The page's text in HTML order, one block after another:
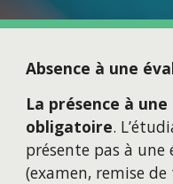
Absence à une
La présence à
obligatoire.
présente pas à
(examen, remise